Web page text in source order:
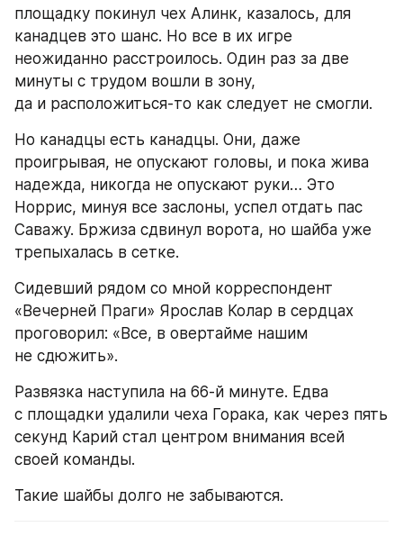
площадку покинул чех Алинк, казалось, для
канадцев это шанс. Но все в их игре
неожиданно расстроилось. Один раз за две
минуты с трудом вошли в зону,
да и расположиться-то как следует не смогли.
Но канадцы есть канадцы. Они, даже
проигрывая, не опускают головы, и пока жива
надежда, никогда не опускают руки… Это
Норрис, минуя все заслоны, успел отдать пас
Саважу. Бржиза сдвинул ворота, но шайба уже
трепыхалась в сетке.
Сидевший рядом со мной корреспондент
«Вечерней Праги» Ярослав Колар в сердцах
проговорил: «Все, в овертайме нашим
не сдюжить».
Развязка наступила на 66-й минуте. Едва
с площадки удалили чеха Горака, как через пять
секунд Карий стал центром внимания всей
своей команды.
Такие шайбы долго не забываются.